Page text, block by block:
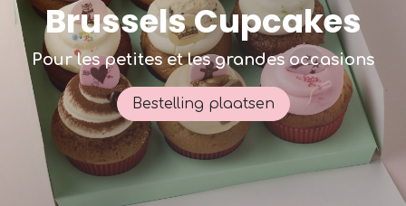
Brussels Cupcakes
Pour les petites et les grandes occasions
Bestelling plaatsen